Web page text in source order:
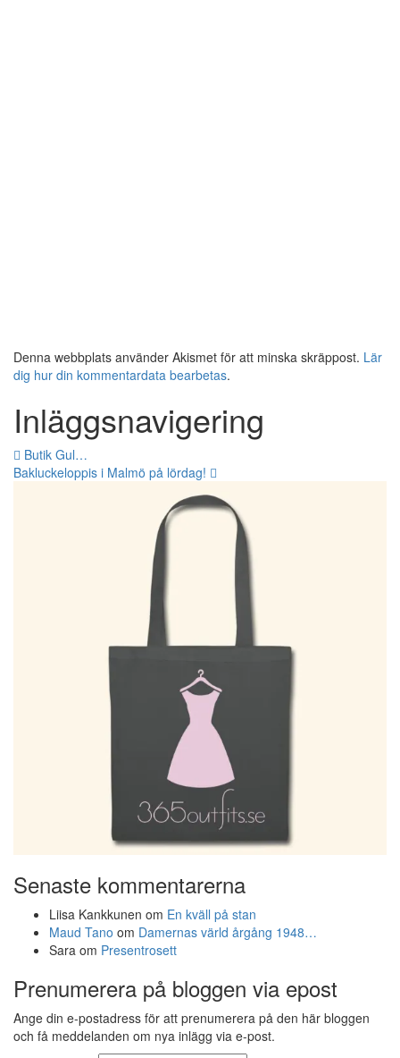
Denna webbplats använder Akismet för att minska skräppost. Lär
dig hur din kommentardata bearbetas.
Inläggsnavigering
Butik Gul…
Bakluckeloppis i Malmö på lördag!
Senaste kommentarerna
Liisa Kankkunen om En kväll på stan
Maud Tano om Damernas värld årgång 1948…
Sara om Presentrosett
Prenumerera på bloggen via epost
Ange din e-postadress för att prenumerera på den här bloggen
och få meddelanden om nya inlägg via e-post.